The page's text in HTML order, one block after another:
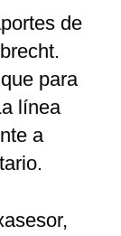
de
para
línea
a